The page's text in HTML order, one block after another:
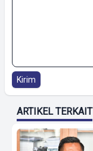
Kirim
ARTIKEL TERKAIT